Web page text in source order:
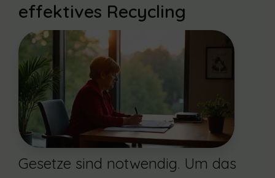
effektives Recycling
Gesetze sind notwendig. Um das